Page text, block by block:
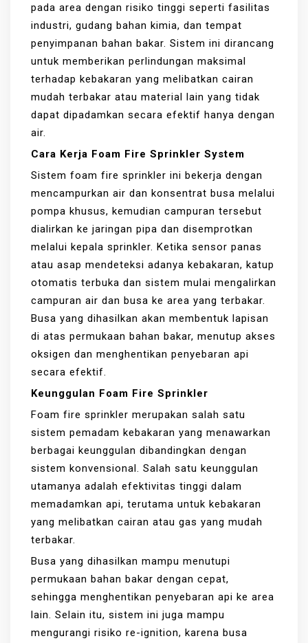
pada area dengan risiko tinggi seperti fasilitas
industri, gudang bahan kimia, dan tempat
penyimpanan bahan bakar. Sistem ini dirancang
untuk memberikan perlindungan maksimal
terhadap kebakaran yang melibatkan cairan
mudah terbakar atau material lain yang tidak
dapat dipadamkan secara efektif hanya dengan
air.
Cara Kerja Foam Fire Sprinkler System
Sistem foam fire sprinkler ini bekerja dengan
mencampurkan air dan konsentrat busa melalui
pompa khusus, kemudian campuran tersebut
dialirkan ke jaringan pipa dan disemprotkan
melalui kepala sprinkler. Ketika sensor panas
atau asap mendeteksi adanya kebakaran, katup
otomatis terbuka dan sistem mulai mengalirkan
campuran air dan busa ke area yang terbakar.
Busa yang dihasilkan akan membentuk lapisan
di atas permukaan bahan bakar, menutup akses
oksigen dan menghentikan penyebaran api
secara efektif.
Keunggulan Foam Fire Sprinkler
Foam fire sprinkler merupakan salah satu
sistem pemadam kebakaran yang menawarkan
berbagai keunggulan dibandingkan dengan
sistem konvensional. Salah satu keunggulan
utamanya adalah efektivitas tinggi dalam
memadamkan api, terutama untuk kebakaran
yang melibatkan cairan atau gas yang mudah
terbakar.
Busa yang dihasilkan mampu menutupi
permukaan bahan bakar dengan cepat,
sehingga menghentikan penyebaran api ke area
lain. Selain itu, sistem ini juga mampu
mengurangi risiko re-ignition, karena busa